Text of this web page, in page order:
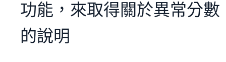
功能，來取得關於異常分數
的說明